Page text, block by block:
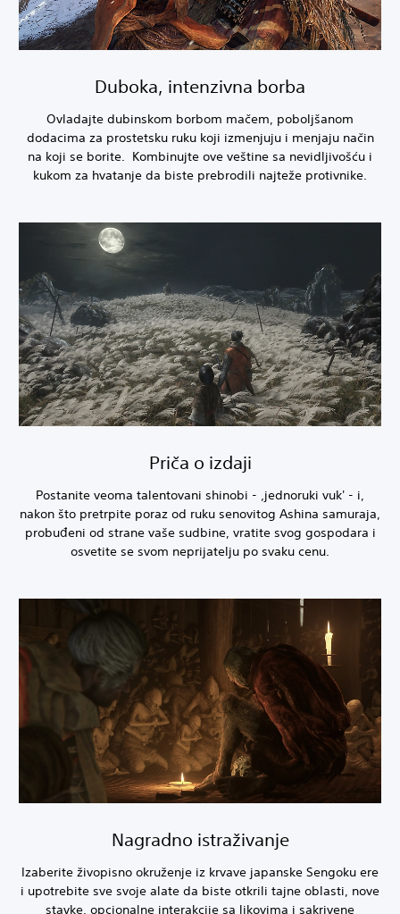
Duboka, intenzivna borba
Ovladajte dubinskom borbom mačem, poboljšanom
dodacima za prostetsku ruku koji izmenjuju i menjaju način
na koji se borite. Kombinujte ove veštine sa nevidljivošću i
kukom za hvatanje da biste prebrodili najteže protivnike.
Priča o izdaji
Postanite veoma talentovani shinobi - ‚jednoruki vuk' - i,
nakon što pretrpite poraz od ruku senovitog Ashina samuraja,
probuđeni od strane vaše sudbine, vratite svog gospodara i
osvetite se svom neprijatelju po svaku cenu.
Nagradno istraživanje
Izaberite živopisno okruženje iz krvave japanske Sengoku ere
i upotrebite sve svoje alate da biste otkrili tajne oblasti, nove
stavke, opcionalne interakcije sa likovima i sakrivene